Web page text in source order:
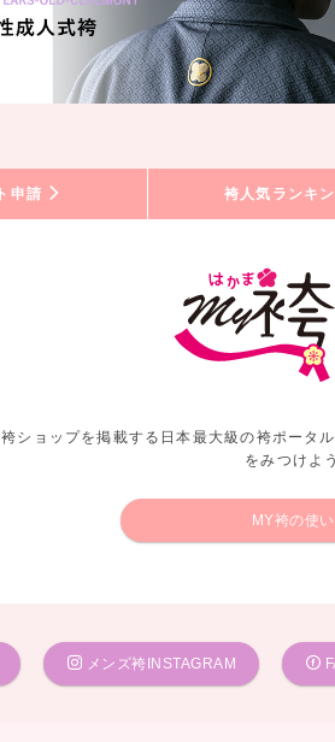
申請 袴人気ランキ
ショップを掲載する日本最大級の袴ポータ
をみつけよう
MY袴の使
メンズ袴INSTAGRAM